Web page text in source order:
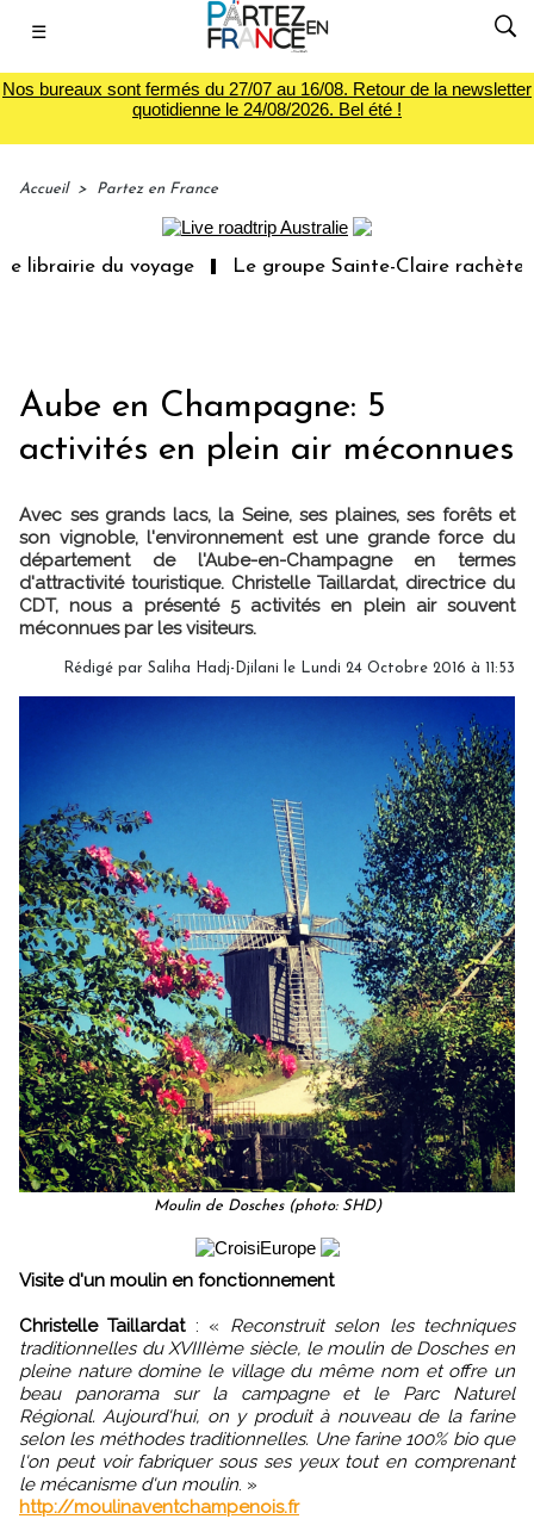
☰
Nos bureaux sont fermés du 27/07 au 16/08. Retour de la newsletter
quotidienne le 24/08/2026. Bel été !
Accueil > Partez en France
du voyage Le groupe Sainte-Claire rachète Eden
Aube en Champagne: 5
activités en plein air méconnues
Avec ses grands lacs, la Seine, ses plaines, ses forêts et
son vignoble, l'environnement est une grande force du
département de l'Aube-en-Champagne en termes
d'attractivité touristique. Christelle Taillardat, directrice du
CDT, nous a présenté 5 activités en plein air souvent
méconnues par les visiteurs.
Rédigé par Saliha Hadj-Djilani le Lundi 24 Octobre 2016 à 11:53
Moulin de Dosches (photo: SHD)
Visite d'un moulin en fonctionnement
Christelle Taillardat: «
Reconstruit selon les techniques
traditionnelles du XVIIIème siècle, le moulin de Dosches en
pleine nature domine le village du même nom et offre un
beau panorama sur la campagne et le Parc Naturel
Régional. Aujourd'hui, on y produit à nouveau de la farine
selon les méthodes traditionnelles. Une farine 100% bio que
l'on peut voir fabriquer sous ses yeux tout en comprenant
le mécanisme d'un moulin »
http://moulinaventchampenois.fr